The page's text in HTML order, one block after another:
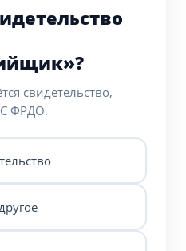
свидетельство,
ФРДО.